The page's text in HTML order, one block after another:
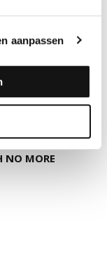
aanpassen
De maat van het
maat?
maar misschien
contact met
NO MORE